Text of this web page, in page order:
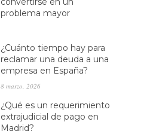
problema mayor
¿Cuánto tiempo hay para
reclamar una deuda a una
empresa en España?
8 marzo, 2026
¿Qué es un requerimiento
extrajudicial de pago en
Madrid?